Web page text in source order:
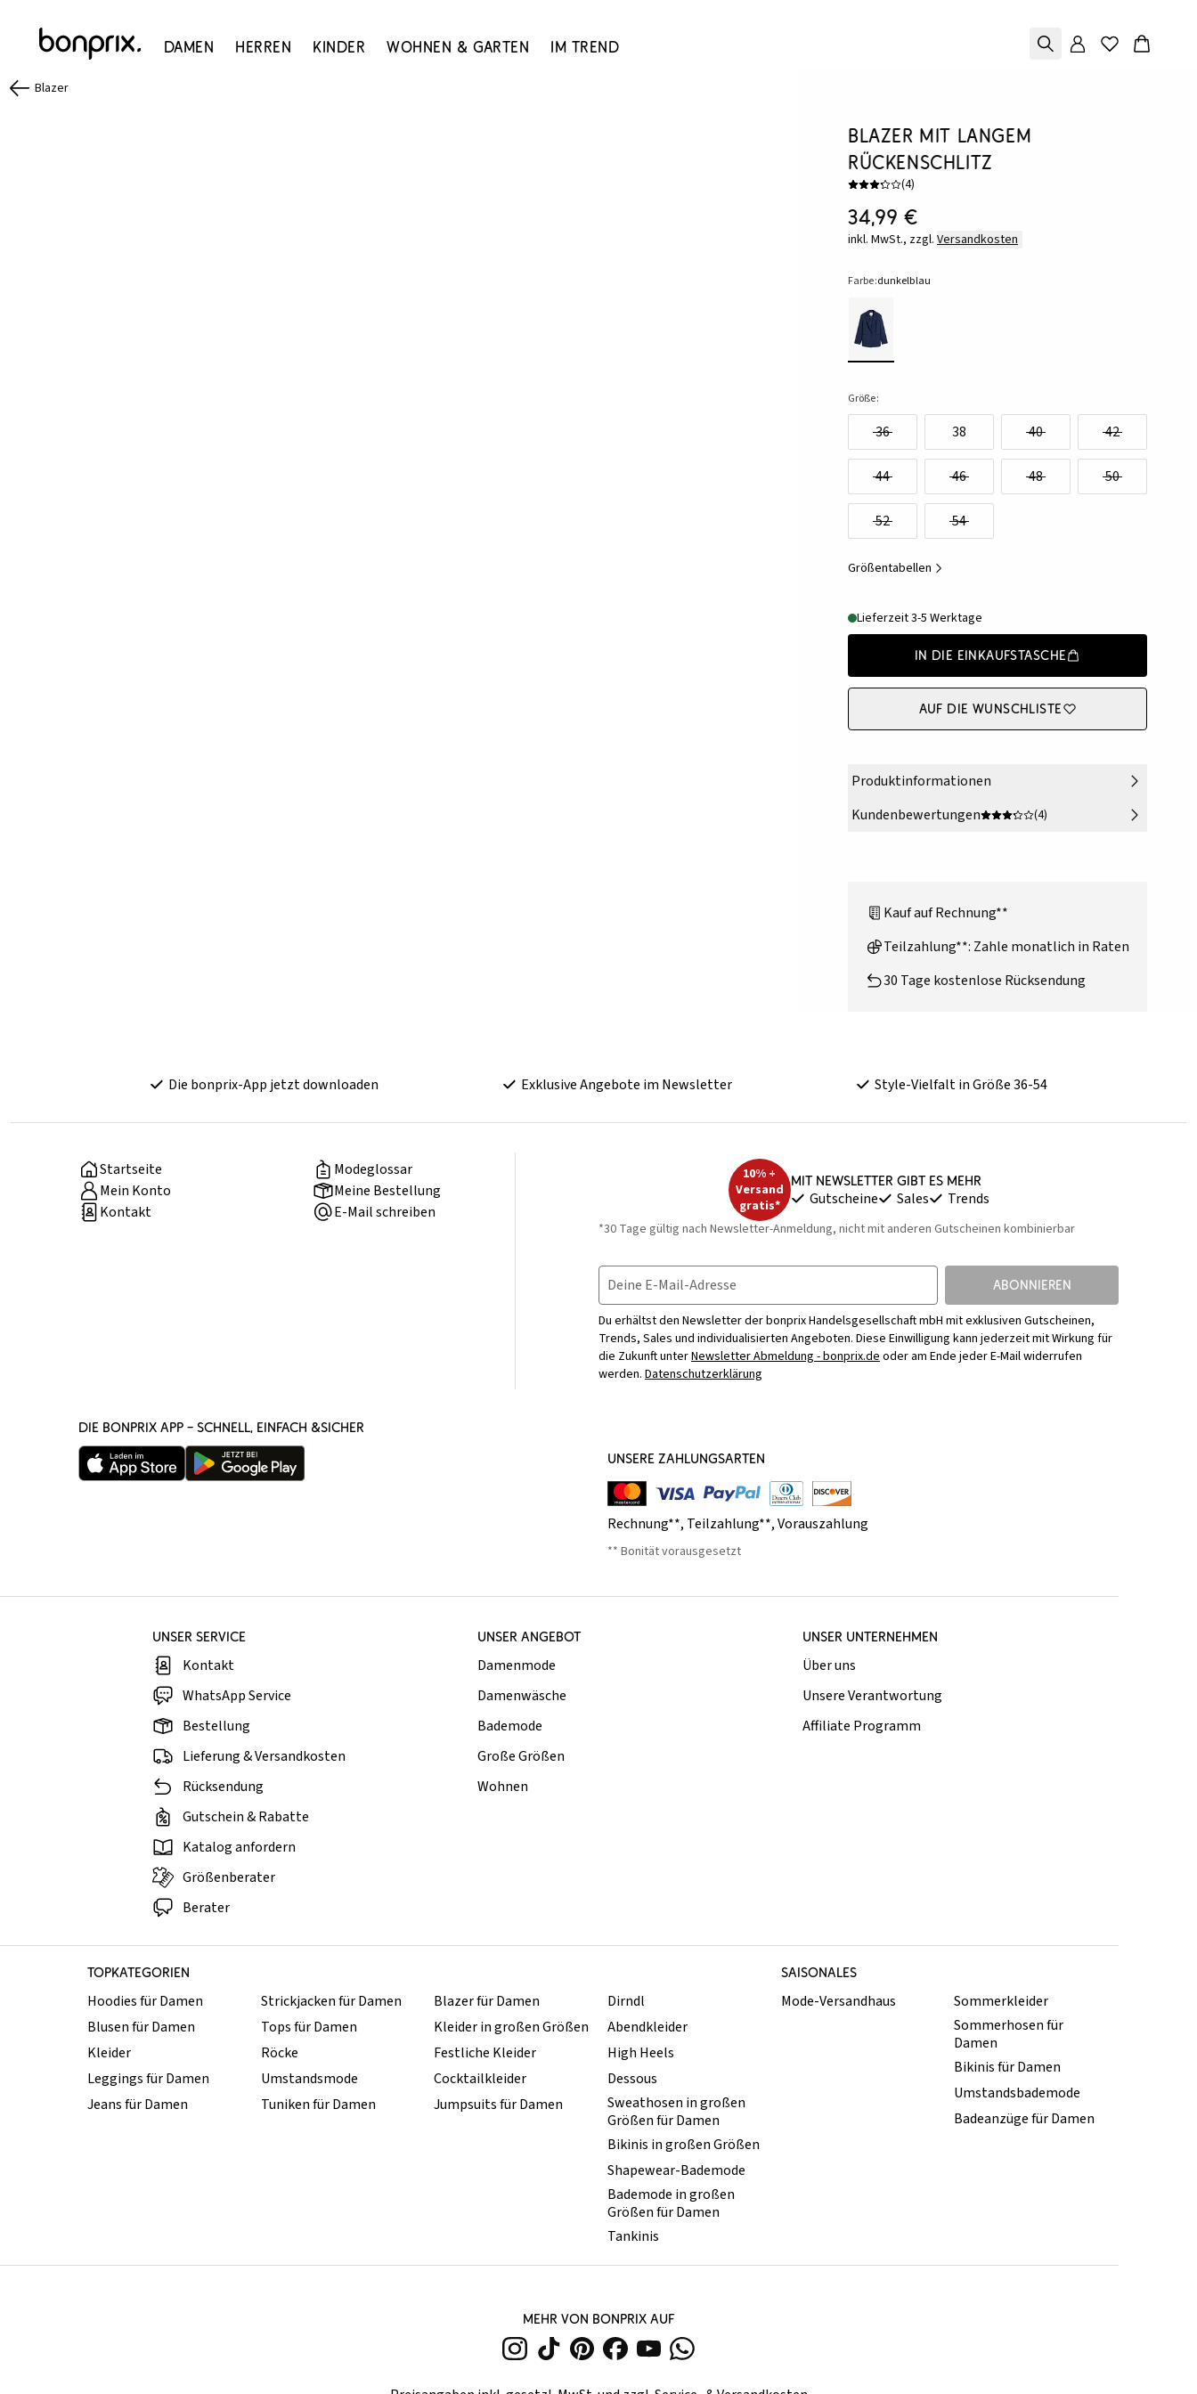
Damen Herren Kinder Wohnen & Garten Im Trend
Blazer
Blazer mit langem
Rückenschlitz
(4)
34,99 €
inkl. MwSt., zzgl. Versandkosten
Farbe:dunkelblau
Größe:
36 38 40 42
44 46 48 50
52 54
Größentabellen
Lieferzeit 3-5 Werktage
In die Einkaufstasche
Auf die Wunschliste
Produktinformationen
Kundenbewertungen
(4)
Kauf auf Rechnung**
Teilzahlung**: Zahle monatlich in Raten
30 Tage kostenlose Rücksendung
Die bonprix-App jetzt downloaden Exklusive Angebote im Newsletter Style-Vielfalt in Größe 36-54
Startseite
Modeglossar
Mein Konto
Meine Bestellung
Kontakt
E-Mail schreiben
10% +
Versand
gratis*
Mit Newsletter gibt es mehr
Gutscheine Sales Trends
*30 Tage gültig nach Newsletter-Anmeldung, nicht mit anderen Gutscheinen kombinierbar
Deine E-Mail-Adresse ABONNIEREN
Du erhältst den Newsletter der bonprix Handelsgesellschaft mbH mit exklusiven Gutscheinen,
Trends, Sales und individualisierten Angeboten. Diese Einwilligung kann jederzeit mit Wirkung für
die Zukunft unterNewsletter Abmeldung - bonprix.deoder am Ende jeder E-Mail widerrufen
werden. Datenschutzerklärung
DIE BONPRIX APP – SCHNELL, EINFACH &SICHER
UNSERE ZAHLUNGSARTEN
Rechnung**, Teilzahlung**,Vorauszahlung
** Bonität vorausgesetzt
UNSER SERVICE
Kontakt
WhatsApp Service
Bestellung
Lieferung & Versandkosten
Rücksendung
Gutschein & Rabatte
Katalog anfordern
Größenberater
Berater
UNSER ANGEBOT
Damenmode
Damenwäsche
Bademode
Große Größen
Wohnen
UNSER UNTERNEHMEN
Über uns
Unsere Verantwortung
Affiliate Programm
TOPKATEGORIEN SAISONALES
Hoodies für Damen
Blusen für Damen
Kleider
Leggings für Damen
Jeans für Damen
Strickjacken für Damen
Tops für Damen
Röcke
Umstandsmode
Tuniken für Damen
Blazer für Damen
Kleider in großen Größen
Festliche Kleider
Cocktailkleider
Jumpsuits für Damen
Dirndl
Abendkleider
High Heels
Dessous
Sweathosen in großen
Größen für Damen
Mode-Versandhaus
Sommerkleider
Sommerhosen für
Damen
Bikinis für Damen
Umstandsbademode
Badeanzüge für Damen
Bikinis in großen Größen
Shapewear-Bademode
Bademode in großen
Größen für Damen
Tankinis
MEHR VON BONPRIX AUF